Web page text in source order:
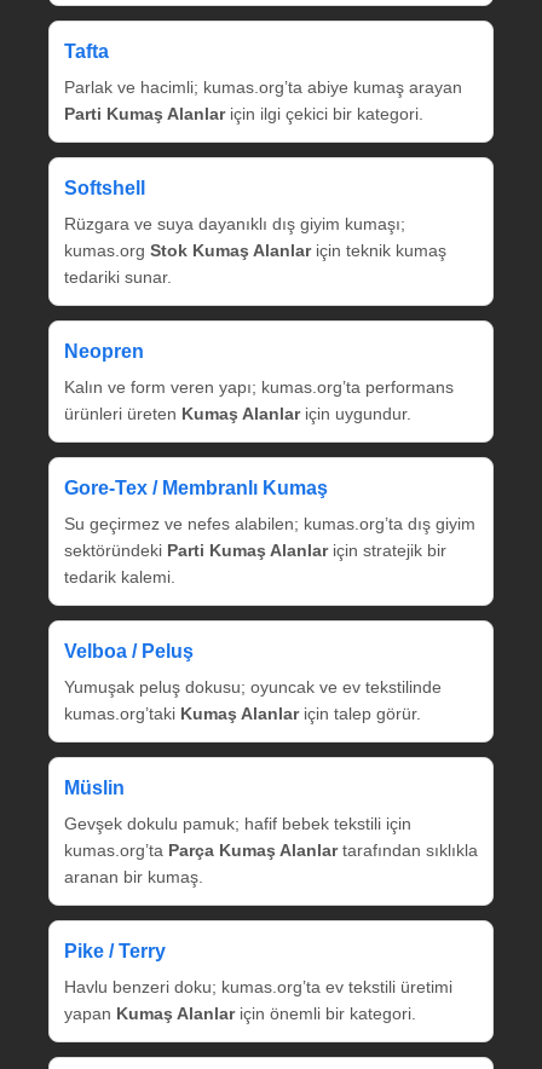
Tafta
Parlak ve hacimli; kumas.org’ta abiye kumaş arayan
Parti Kumaş Alanlariçin ilgi çekici bir kategori.
Softshell
Rüzgara ve suya dayanıklı dış giyim kumaşı;
kumas.org Stok Kumaş Alanlariçin teknik kumaş
tedariki sunar.
Neopren
Kalın ve form veren yapı; kumas.org’ta performans
ürünleri üreten Kumaş Alanlariçin uygundur.
Gore‑Tex / Membranlı Kumaş
Su geçirmez ve nefes alabilen; kumas.org’ta dış giyim
sektöründeki Parti Kumaş Alanlariçin stratejik bir
tedarik kalemi.
Velboa / Peluş
Yumuşak peluş dokusu; oyuncak ve ev tekstilinde
kumas.org’taki Kumaş Alanlariçin talep görür.
Müslin
Gevşek dokulu pamuk; hafif bebek tekstili için
kumas.org’ta Parça Kumaş Alanlartarafından sıklıkla
aranan bir kumaş.
Pike / Terry
Havlu benzeri doku; kumas.org’ta ev tekstili üretimi
yapan Kumaş Alanlariçin önemli bir kategori.